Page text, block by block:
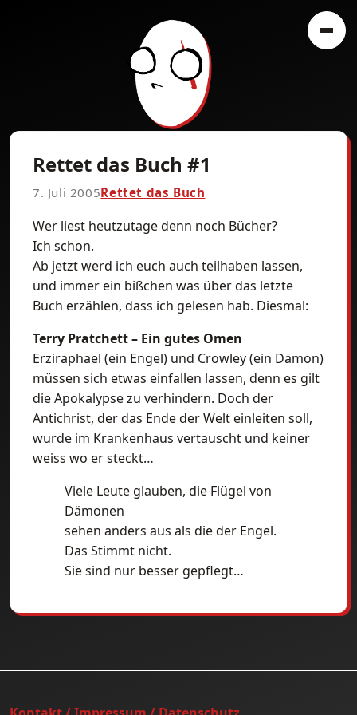
Rettet das Buch #1
7. Juli 2005Rettet das Buch
Wer liest heutzutage denn noch Bücher?
Ich schon.
Ab jetzt werd ich euch auch teilhaben lassen,
und immer ein bißchen was über das letzte
Buch erzählen, dass ich gelesen hab. Diesmal:
Terry Pratchett – Ein gutes Omen
Erziraphael (ein Engel) und Crowley (ein Dämon)
müssen sich etwas einfallen lassen, denn es gilt
die Apokalypse zu verhindern. Doch der
Antichrist, der das Ende der Welt einleiten soll,
wurde im Krankenhaus vertauscht und keiner
weiss wo er steckt…
Viele Leute glauben, die Flügel von
Dämonen
sehen anders aus als die der Engel.
Das Stimmt nicht.
Sie sind nur besser gepflegt…